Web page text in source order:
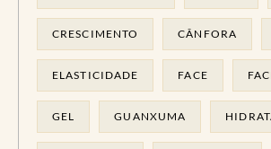
CRESCIMENTO CÂNFORA
ELASTICIDADE FACE
GEL GUANXUMA